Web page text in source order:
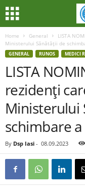
Home General
LISTA
Ministerului Sănătăţii de
GENERAL RUNOS MEDICI
LISTA
rezidenţi
Ministerului
schimbare
By Dsp Iasi - 08.09.2023